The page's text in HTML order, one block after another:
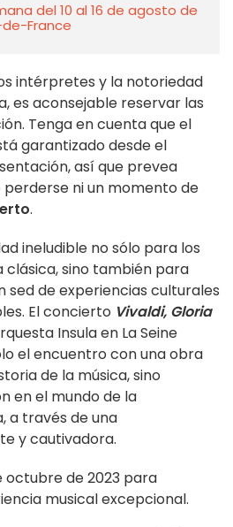
del 10 al 16 de agosto de
de-France
intérpretes y la notoriedad
es aconsejable reservar las
Tenga en cuenta que el
garantizado desde el
así que prevea
ni un momento de
.
ineludible no sólo para los
clásica, sino también para
sed de experiencias culturales
El concierto Vivaldi, Gloria
Insula en La Seine
el encuentro con una obra
de la música, sino
en el mundo de la
a través de una
y cautivadora.
octubre de 2023 para
musical excepcional.